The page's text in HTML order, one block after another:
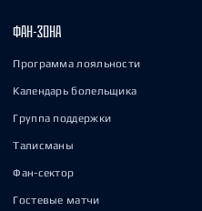
ФАН-ЗОНА
Программа лояльности
Календарь болельщика
Группа поддержки
Талисманы
Фан-сектор
Гостевые матчи